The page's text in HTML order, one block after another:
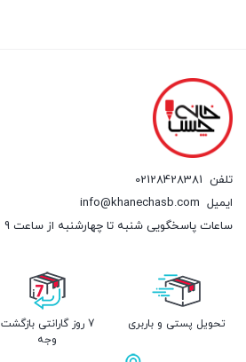
تلفن 02128428381
ایمیل info@khanechasb.com
ساعات پاسخگویی شنبه تا چهارشنبه از ساعت 9 الی 19 و پنج شنبه از 9 الی 14
تحویل پستی و باربری
7 روز گارانتی بازگشت
وجه